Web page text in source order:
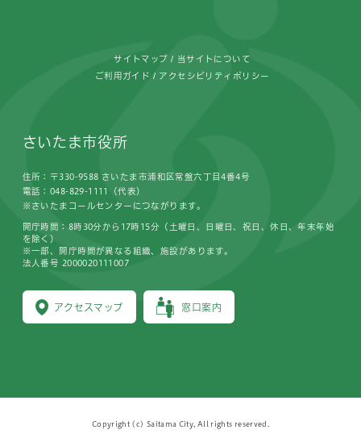
サイトマップ 当サイトについて
ご利用ガイド アクセシビリティポリシー
さいたま市役所
住所：〒330-9588 さいたま市浦和区常盤六丁目4番4号
電話：048-829-1111（代表）
※さいたまコールセンターにつながります。
アクセスマップ 窓口案内
開庁時間：8時30分から17時15分（土曜日、日曜日、祝日、休日、年末年始
を除く）
※一部、開庁時間が異なる組織、施設があります。
法人番号 2000020111007
Copyright (c) Saitama City, All rights reserved.